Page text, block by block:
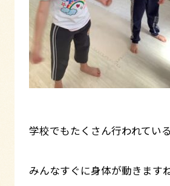
学校でもたくさん行われてい
みんなすぐに身体が動きますね